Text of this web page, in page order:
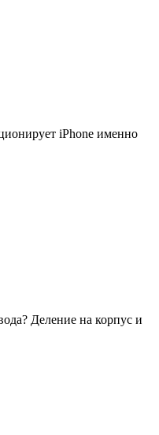
iPhone именно
Деление на корпус и